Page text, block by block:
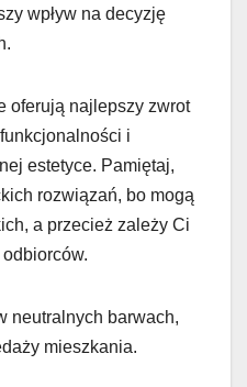
wpływ na decyzję
oferują najlepszy zwrot
i
estetyce. Pamiętaj,
rozwiązań, bo mogą
a przecież zależy Ci